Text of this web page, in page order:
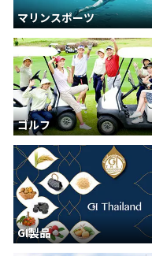
マリンスポーツ
ゴルフ
GI製品